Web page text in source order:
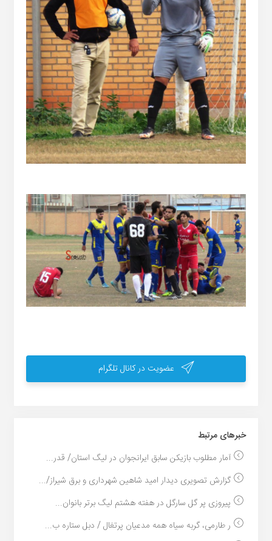
عضویت در کانال تلگرام
خبر‌های مرتبط
آمار مطلوب بازیکن سابق ایرانجوان در لیگ استان/ قدر...
گزارش تصویری دیدار امید شاهین شهرداری و برق شیراز/...
پیروزی پر گل سارگل در هفته هشتم لیگ برتر بانوان...
ر طارمی، گربه سیاه همه مدعیان پرتغال / دبل ستاره ب...